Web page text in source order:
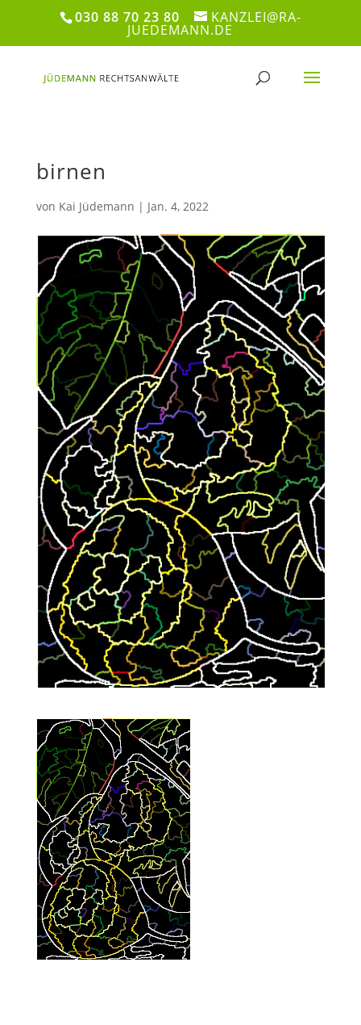
030 88 70 23 80 KANZLEI@RA-
JUEDEMANN.DE
birnen
von Kai Jüdemann | Jan. 4, 2022